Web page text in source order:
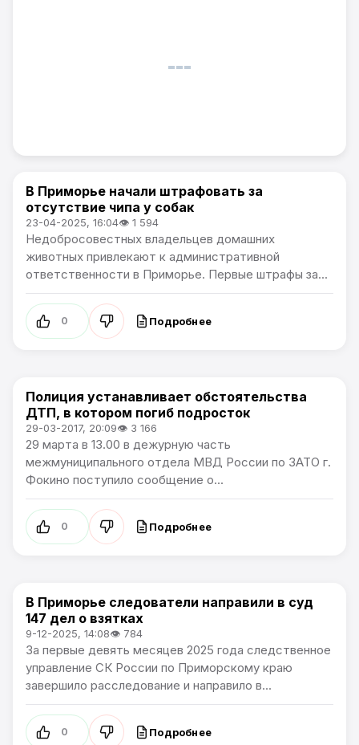
Новости Приморского края
В Приморье начали штрафовать за
отсутствие чипа у собак
23-04-2025, 16:04👁 1 594
Недобросовестных владельцев домашних
животных привлекают к административной
ответственности в Приморье. Первые штрафы за...
0 Подробнее
Новости Приморского края
Полиция устанавливает обстоятельства
ДТП, в котором погиб подросток
29-03-2017, 20:09👁 3 166
29 марта в 13.00 в дежурную часть
межмуниципального отдела МВД России по ЗАТО г.
Фокино поступило сообщение о...
0 Подробнее
Новости Приморского края
В Приморье следователи направили в суд
147 дел о взятках
9-12-2025, 14:08👁 784
За первые девять месяцев 2025 года следственное
управление СК России по Приморскому краю
завершило расследование и направило в...
0 Подробнее